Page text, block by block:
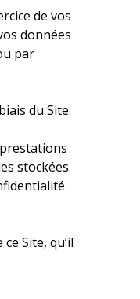
de vos
données
par
du Site.
stockées
Site, qu’il